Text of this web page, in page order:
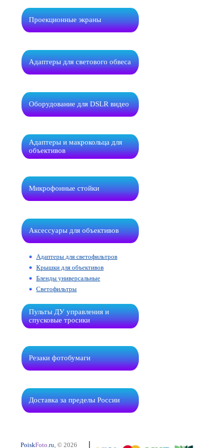
Проекционные экраны
Адаптеры для светового обвеса
Оборудование для DSLR видео
Адаптеры и макрокольца для
объективов
Микрофонные стойки
Аксессуары для объективов
Адаптеры для светофильтров
Крышки для объективов
Бленды универсальные
Светофильтры
Пульты ДУ управления и
спусковые тросики
Резаки фотобумаги
Доставка за пределы России
PoiskFoto.ru, © 2026